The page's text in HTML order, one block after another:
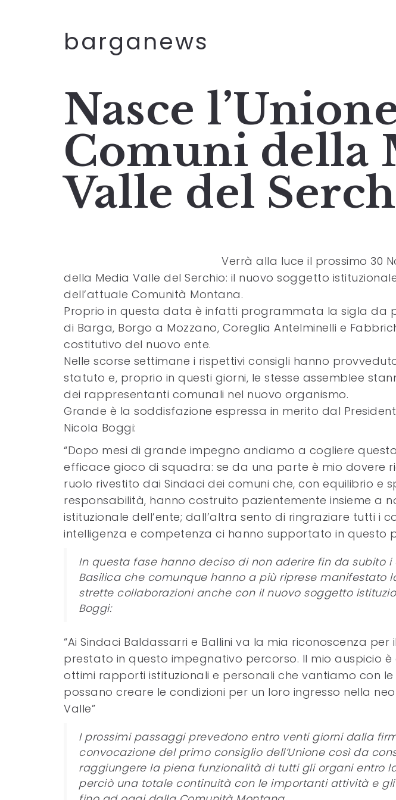
barganews
Nasce
Comuni della
Valle del
Verrà alla luce il prossimo 30
della Media Valle del Serchio: il nuovo soggetto
dell’attuale Comunità Montana.
Proprio in questa data è infatti programmata la sigla da
di Barga, Borgo a Mozzano, Coreglia Antelminelli e
costitutivo del nuovo ente.
Nelle scorse settimane i rispettivi consigli hanno
statuto e, proprio in questi giorni, le stesse assemblee
dei rappresentanti comunali nel nuovo organismo.
Grande è la soddisfazione espressa in merito dal
Nicola Boggi:
“Dopo mesi di grande impegno andiamo a cogliere
efficace gioco di squadra: se da una parte è mio dovere
ruolo rivestito dai Sindaci dei comuni che, con equilibrio e
responsabilità, hanno costruito pazientemente insieme a
istituzionale dell’ente; dall’altra sento di ringraziare tutti i
intelligenza e competenza ci hanno supportato in questo
In questa fase hanno deciso di non aderire fin da subito
Basilica che comunque hanno a più riprese manifestato
strette collaborazioni anche con il nuovo soggetto
Boggi:
“Ai Sindaci Baldassarri e Ballini va la mia riconoscenza
prestato in questo impegnativo percorso. Il mio auspicio è
ottimi rapporti istituzionali e personali che vantiamo con le
possano creare le condizioni per un loro ingresso nella
Valle”
I prossimi passaggi prevedono entro venti giorni dalla
convocazione del primo consiglio dell’Unione così da
raggiungere la piena funzionalità di tutti gli organi entro
perciò una totale continuità con le importanti attività e